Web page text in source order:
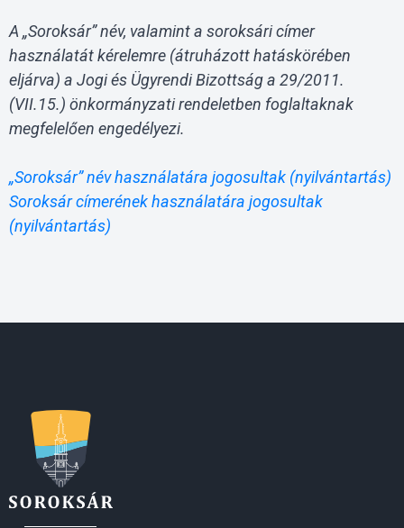
A „Soroksár” név, valamint a soroksári címer
használatát kérelemre (átruházott hatáskörében
eljárva) a Jogi és Ügyrendi Bizottság a 29/2011.
(VII.15.) önkormányzati rendeletben foglaltaknak
megfelelően engedélyezi.
„Soroksár” név használatára jogosultak (nyilvántartás)
Soroksár címerének használatára jogosultak
(nyilvántartás)